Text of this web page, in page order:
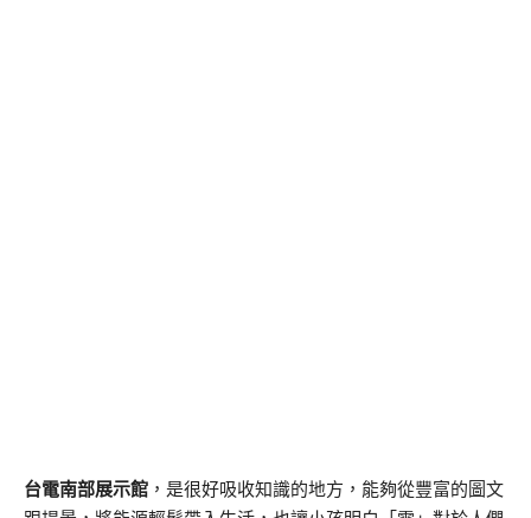
台電南部展示館 ，是很好吸收知識的地方，能夠從豐富的圖文